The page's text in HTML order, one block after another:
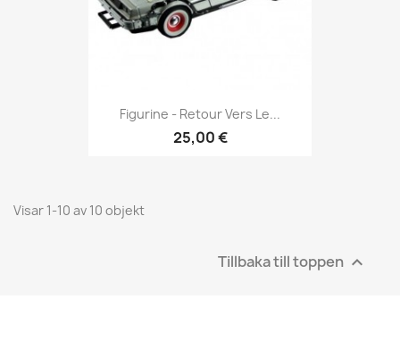
Figurine - Retour Vers Le...
25,00 €
Visar 1-10 av 10 objekt
Tillbaka till toppen 